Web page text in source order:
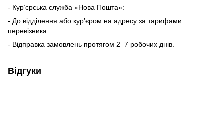
- Кур’єрська служба «Нова Пошта»:
- До відділення або кур’єром на адресу за тарифами
перевізника.
- Відправка замовлень протягом 2–7 робочих днів.
Відгуки